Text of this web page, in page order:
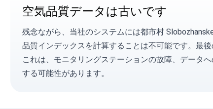
空気品質データは古いです
残念ながら、当社のシステムには都市村
品質インデックスを計算することは不可能です。最
これは、モニタリングステーションの故障、データ
する可能性があります。